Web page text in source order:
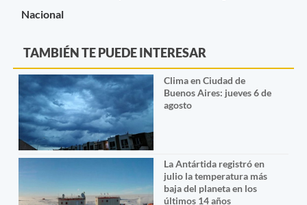
Nacional
TAMBIÉN TE PUEDE INTERESAR
Clima en Ciudad de
Buenos Aires: jueves 6 de
agosto
La Antártida registró en
julio la temperatura más
baja del planeta en los
últimos 14 años